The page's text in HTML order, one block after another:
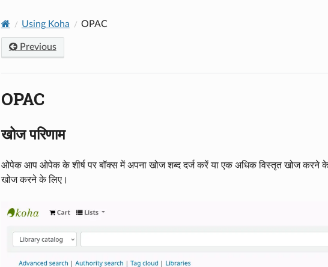
Using Koha OPAC
Previous
OPAC
खोज परिणाम
ओपेक आप ओपेक के शीर्ष पर बॉक्स में अपना खोज शब्द दर्ज करें या एक अधिक विस्तृत खोज करने
खोज करने के लिए।